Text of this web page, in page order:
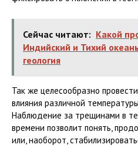
Сейчас читают: Какой
Индийский и Тихий
геология
Так же целесообразно
влияния различной
Наблюдение за трещинами в
времени позволит понять,
или, наоборот,